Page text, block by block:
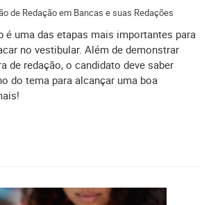
de Redação em Bancas e suas Redações
é uma das etapas mais importantes para
no vestibular. Além de demonstrar
de redação, o candidato deve saber
do tema para alcançar uma boa